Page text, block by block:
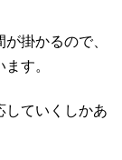
掛かるので、
す。
していくしかあ